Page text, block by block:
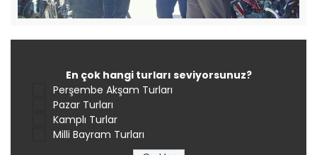
En çok hangi turları seviyorsunuz?
Perşembe Akşam Turları
Pazar Turları
Kamplı Turlar
Milli Bayram Turları